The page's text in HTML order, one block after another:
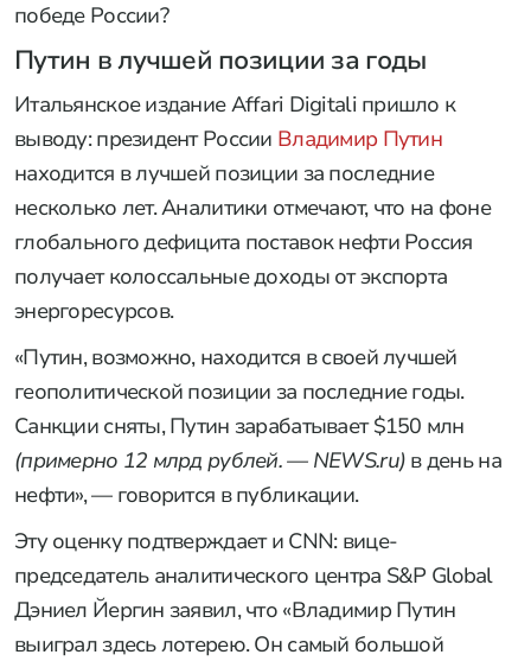
победе России?
Путин в лучшей позиции за годы
Итальянское издание Affari Digitali пришло к
выводу: президент России Владимир Путин
находится в лучшей позиции за последние
несколько лет. Аналитики отмечают, что на фоне
глобального дефицита поставок нефти Россия
получает колоссальные доходы от экспорта
энергоресурсов.
«Путин, возможно, находится в своей лучшей
геополитической позиции за последние годы.
Санкции сняты, Путин зарабатывает $150 млн
(примерно 12 млрд рублей. — NEWS.ru) в день на
нефти», — говорится в публикации.
Эту оценку подтверждает и CNN: вице-
председатель аналитического центра S&P Global
Дэниел Йергин заявил, что «Владимир Путин
выиграл здесь лотерею. Он самый большой